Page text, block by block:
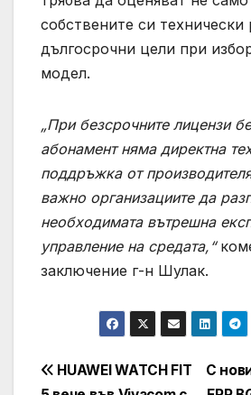
собствените си технически
дългосрочни цели при
модел.
„При безсрочните лицензи
абонамент няма директна
поддръжка от
важно организациите да
необходимата вътрешна
управление на средата,“
заключение г-н Шулак.
Навигация
С
HUAWEI WATCH FIT